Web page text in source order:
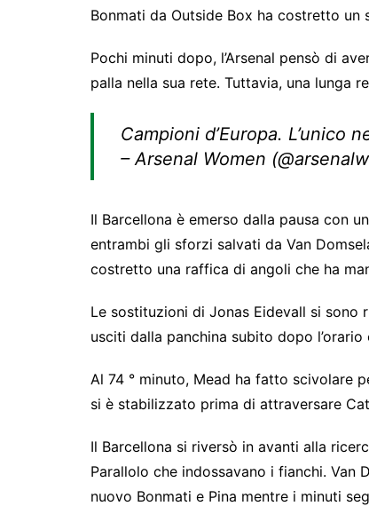
Bonmati da Outside Box ha costretto un
Pochi minuti dopo, l’Arsenal pensò di
palla nella sua rete. Tuttavia, una lunga
Campioni d’Europa. L’unico
– Arsenal Women
Il Barcellona è emerso dalla pausa con
entrambi gli sforzi salvati da Van
costretto una raffica di angoli che ha
Le sostituzioni di Jonas Eidevall si sono
usciti dalla panchina subito dopo
Al 74 ° minuto, Mead ha fatto scivolare
si è stabilizzato prima di attraversare
Il Barcellona si riversò in avanti alla
Parallolo che indossavano i fianchi. Van
nuovo Bonmati e Pina mentre i minuti